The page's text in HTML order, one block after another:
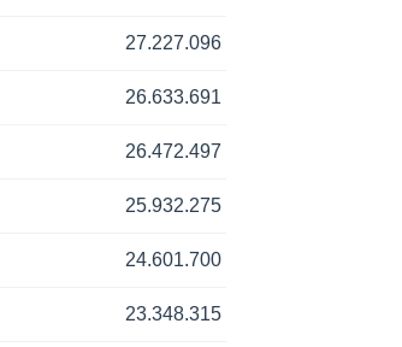
27.227.096
26.633.691
26.472.497
25.932.275
24.601.700
23.348.315